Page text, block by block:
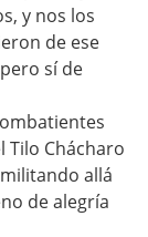
y nos los
de ese
sí de
Tilo Chácharo
allá
de alegría